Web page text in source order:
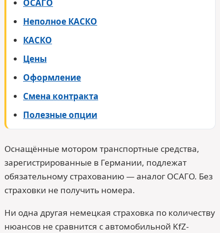
ОСАГО
Неполное КАСКО
КАСКО
Цены
Оформление
Смена контракта
Полезные опции
Оснащённые мотором транспортные средства,
зарегистрированные в Германии, подлежат
обязательному страхованию — аналог ОСАГО. Без
страховки не получить номера.
Ни одна другая немецкая страховка по количеству
нюансов не сравнится с автомобильной KfZ-